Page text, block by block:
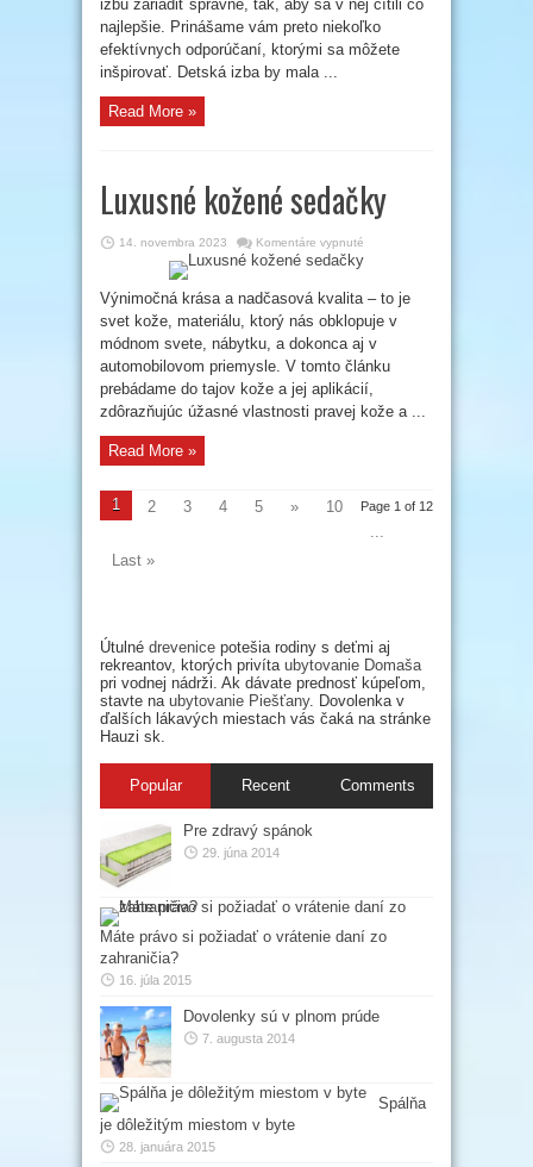
nezabúdajte!
izbu zariadiť správne, tak, aby sa v nej cítili čo
najlepšie. Prinášame vám preto niekoľko
efektívnych odporúčaní, ktorými sa môžete
inšpirovať. Detská izba by mala ...
Read More »
Luxusné kožené sedačky
14. novembra 2023 Komentáre vypnuté
Výnimočná krása a nadčasová kvalita – to je
svet kože, materiálu, ktorý nás obklopuje v
módnom svete, nábytku, a dokonca aj v
automobilovom priemysle. V tomto článku
prebádame do tajov kože a jej aplikácií,
zdôrazňujúc úžasné vlastnosti pravej kože a ...
Read More »
Page 1 of 12
1 2 3 4 5 »
10
Last »
Útulné drevenice potešia rodiny s deťmi aj
rekreantov, ktorých privíta ubytovanie Domaša
pri vodnej nádrži. Ak dávate prednosť kúpeľom,
stavte na ubytovanie Piešťany. Dovolenka v
ďalších lákavých miestach vás čaká na stránke
Hauzi sk.
Popular Recent Comments
Pre zdravý spánok
29. júna 2014
Máte právo si požiadať o vrátenie daní zo
zahraničia?
16. júla 2015
Dovolenky sú v plnom prúde
7. augusta 2014
Spálňa
je dôležitým miestom v byte
28. januára 2015